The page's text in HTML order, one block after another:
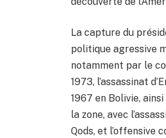
La capture du
politique agressive
notamment par le
1973, l’assassinat
1967 en Bolivie,
la zone, avec
Qods, et l’offensive